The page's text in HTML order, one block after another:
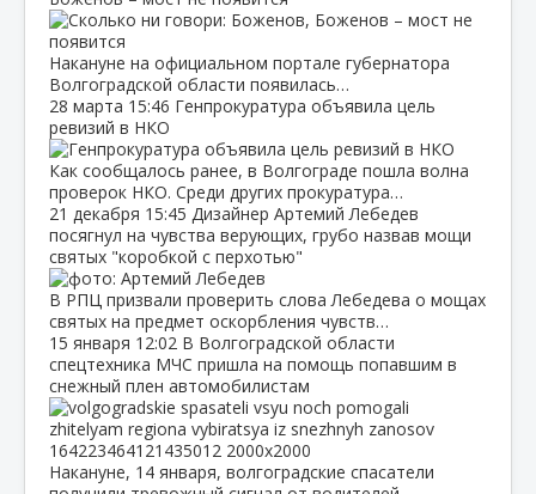
Накануне на официальном портале губернатора
Волгоградской области появилась…
28 марта 15:46 Генпрокуратура объявила цель
ревизий в НКО
Как сообщалось ранее, в Волгограде пошла волна
проверок НКО. Среди других прокуратура…
21 декабря 15:45 Дизайнер Артемий Лебедев
посягнул на чувства верующих, грубо назвав мощи
святых "коробкой с перхотью"
В РПЦ призвали проверить слова Лебедева о мощах
святых на предмет оскорбления чувств…
15 января 12:02 В Волгоградской области
спецтехника МЧС пришла на помощь попавшим в
снежный плен автомобилистам
Накануне, 14 января, волгоградские спасатели